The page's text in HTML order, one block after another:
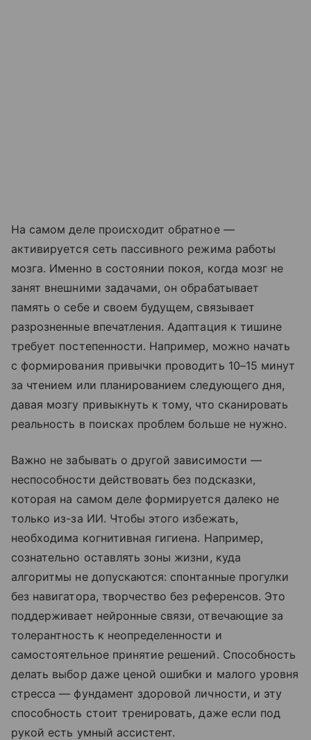
На самом деле происходит обратное —
активируется сеть пассивного режима работы
мозга. Именно в состоянии покоя, когда мозг не
занят внешними задачами, он обрабатывает
память о себе и своем будущем, связывает
разрозненные впечатления. Адаптация к тишине
требует постепенности. Например, можно начать
с формирования привычки проводить 10–15 минут
за чтением или планированием следующего дня,
давая мозгу привыкнуть к тому, что сканировать
реальность в поисках проблем больше не нужно.
Важно не забывать о другой зависимости —
неспособности действовать без подсказки,
которая на самом деле формируется далеко не
только из-за ИИ. Чтобы этого избежать,
необходима когнитивная гигиена. Например,
сознательно оставлять зоны жизни, куда
алгоритмы не допускаются: спонтанные прогулки
без навигатора, творчество без референсов. Это
поддерживает нейронные связи, отвечающие за
толерантность к неопределенности и
самостоятельное принятие решений. Способность
делать выбор даже ценой ошибки и малого уровня
стресса — фундамент здоровой личности, и эту
способность стоит тренировать, даже если под
рукой есть умный ассистент.